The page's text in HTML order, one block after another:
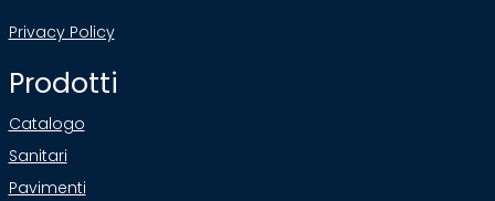
Privacy Policy
Prodotti
Catalogo
Sanitari
Pavimenti